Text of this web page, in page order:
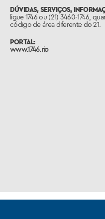
DÚVIDAS, SERVIÇOS,
ligue 1746 ou (21) 3460-1746,
código de área diferente do 21.
PORTAL:
www.1746.rio